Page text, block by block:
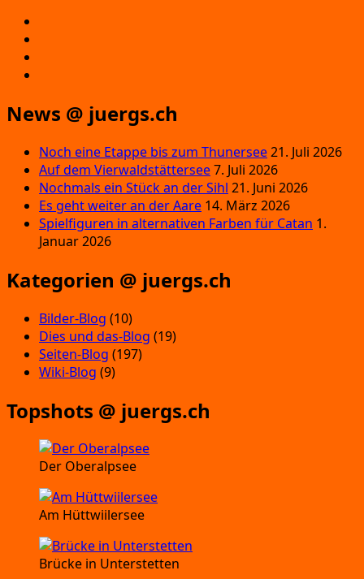
News @ juergs.ch
Noch eine Etappe bis zum Thunersee21. Juli 2026
Auf dem Vierwaldstättersee7. Juli 2026
Nochmals ein Stück an der Sihl 21. Juni 2026
Es geht weiter an der Aare 14. März 2026
Spielfiguren in alternativen Farben für Catan 1.
Januar 2026
Kategorien @ juergs.ch
Bilder-Blog (10)
Dies und das-Blog (19)
Seiten-Blog (197)
Wiki-Blog (9)
Topshots @ juergs.ch
Der Oberalpsee
Am Hüttwiilersee
Brücke in Unterstetten